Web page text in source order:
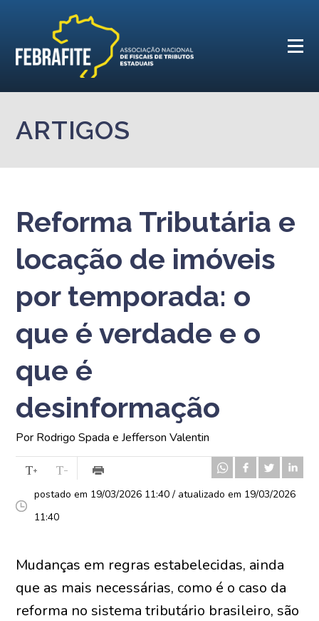
ARTIGOS
Reforma Tributária e
locação de imóveis
por temporada: o
que é verdade e o
que é
desinformação
Por Rodrigo Spada e Jefferson Valentin
postado em 19/03/2026 11:40 / atualizado em 19/03/2026
11:40
Mudanças em regras estabelecidas, ainda
que as mais necessárias, como é o caso da
reforma no sistema tributário brasileiro, são